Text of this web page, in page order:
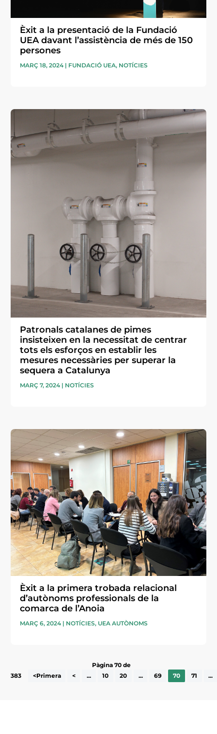
Èxit a la presentació de la Fundació
UEA davant l’assistència de més de 150
persones
MARÇ 18, 2024 | FUNDACIÓ UEA, NOTÍCIES
Patronals catalanes de pimes
insisteixen en la necessitat de centrar
tots els esforços en establir les
mesures necessàries per superar la
sequera a Catalunya
MARÇ 7, 2024 | NOTÍCIES
Èxit a la primera trobada relacional
d’autònoms professionals de la
comarca de l’Anoia
MARÇ 6, 2024 | NOTÍCIES, UEA AUTÒNOMS
Pàgina 70 de
383
<Primera < ... 10 20 ... 69 70 71 ...